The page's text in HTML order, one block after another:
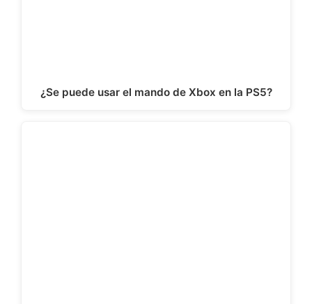
¿Se puede usar el mando de Xbox en la PS5?